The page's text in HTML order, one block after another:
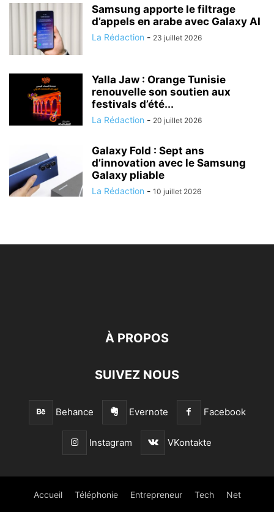
Samsung apporte le filtrage
d’appels en arabe avec Galaxy AI
La Rédaction - 23 juillet 2026
Yalla Jaw : Orange Tunisie
renouvelle son soutien aux
festivals d’été...
La Rédaction - 20 juillet 2026
Galaxy Fold : Sept ans
d’innovation avec le Samsung
Galaxy pliable
La Rédaction - 10 juillet 2026
À PROPOS
SUIVEZ NOUS
Behance Evernote Facebook
Instagram VKontakte
Accueil Téléphonie Entrepreneur Tech Net